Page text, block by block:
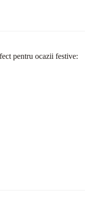
pentru ocazii festive: